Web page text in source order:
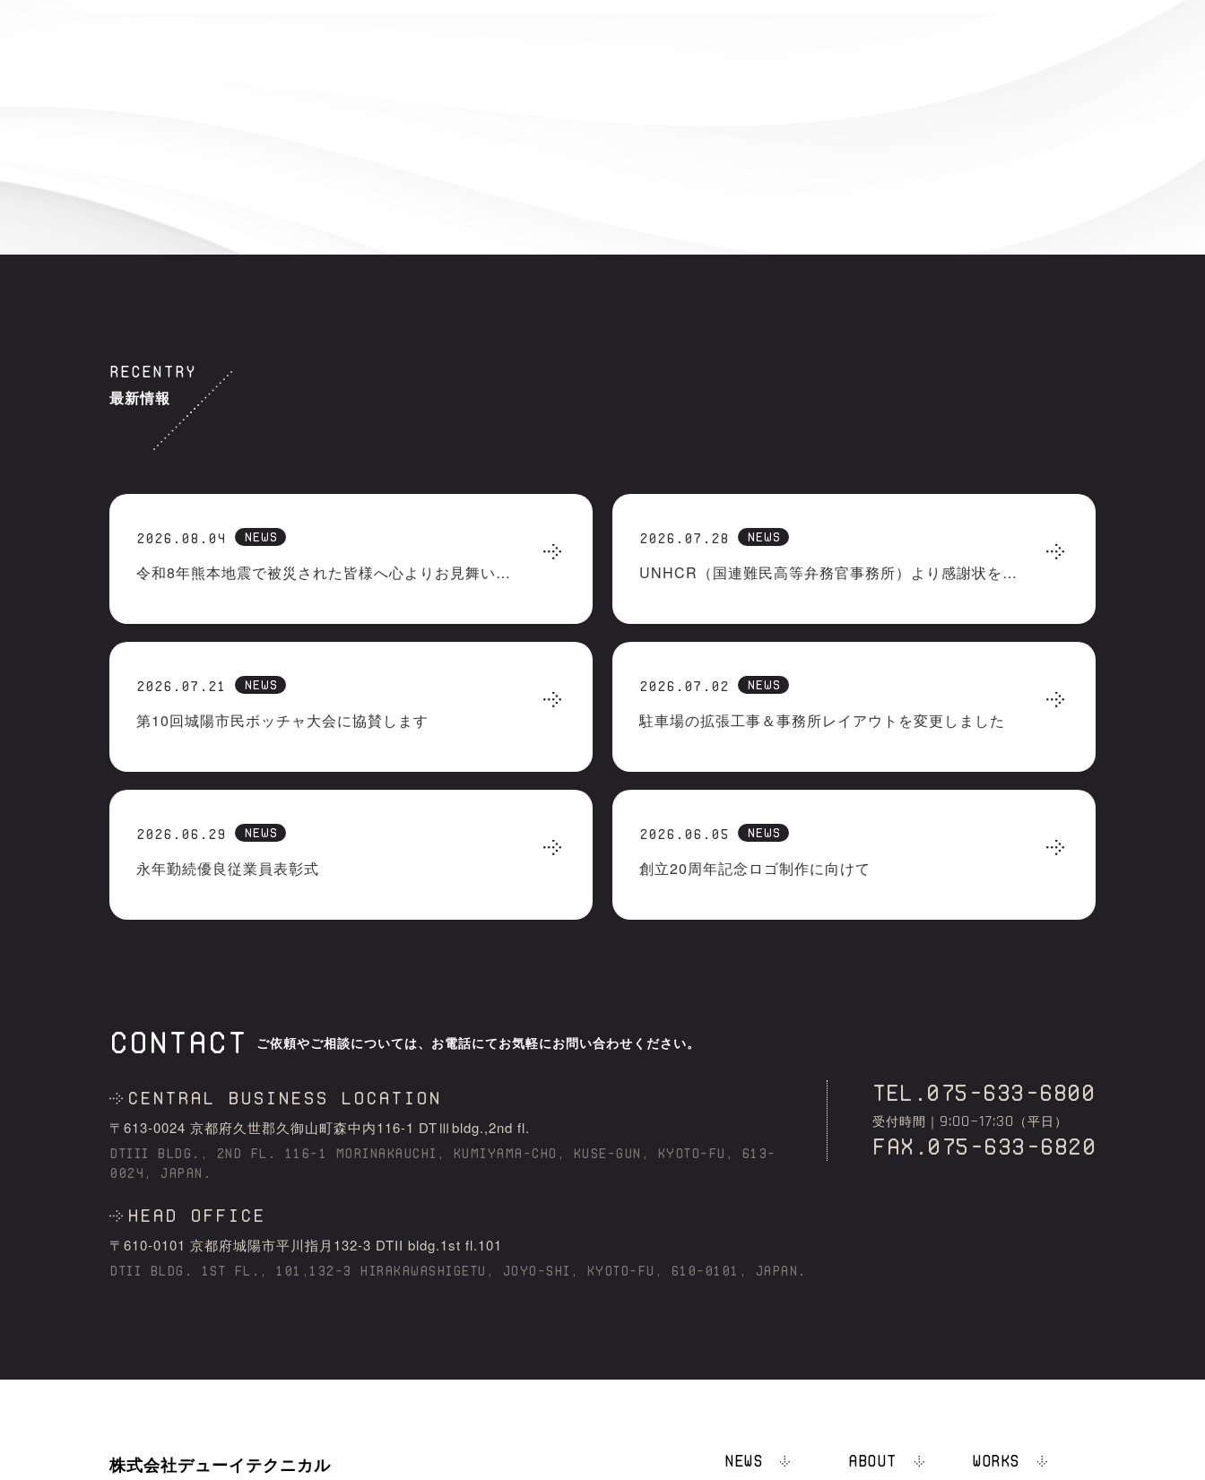
RECENTRY
最新情報
2026.08.04 NEWS
令和8年熊本地震で被災された皆様へ心よりお見舞い申しあげます
2026.07.28 NEWS
UNHCR（国連難民高等弁務官事務所）より感謝状をいただきました
2026.07.21 NEWS
第10回城陽市民ボッチャ大会に協賛します
2026.07.02 NEWS
駐車場の拡張工事＆事務所レイアウトを変更しました
2026.06.29 NEWS
永年勤続優良従業員表彰式
2026.06.05 NEWS
創立20周年記念ロゴ制作に向けて
CONTACT ご依頼やご相談については、お電話にてお気軽にお問い合わせください。
Central business location
〒613-0024 京都府久世郡久御⼭町森中内116-1 DTⅢbldg.,2nd fl.
DTIII BLDG., 2ND FL. 116-1 MORINAKAUCHI, KUMIYAMA-CHO, KUSE-GUN, KYOTO-FU, 613-
0024, JAPAN.
HEAD OFFICE
〒610-0101 京都府城陽市平川指⽉132-3 DTII bldg.1st fl.101
DTII BLDG. 1ST FL., 101,132-3 HIRAKAWASHIGETU, JOYO-SHI, KYOTO-FU, 610-0101, JAPAN.
TEL.075-633-6800
受付時間｜ 9:00~17:30 （平日）
fax.075-633-6820
株式会社デューイテクニカル NEWS ABOUT WORKS